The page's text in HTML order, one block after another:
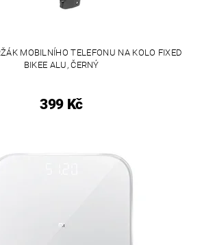
MOBILNÍHO TELEFONU NA KOLO FIXED
BIKEE ALU, ČERNÝ
399 Kč